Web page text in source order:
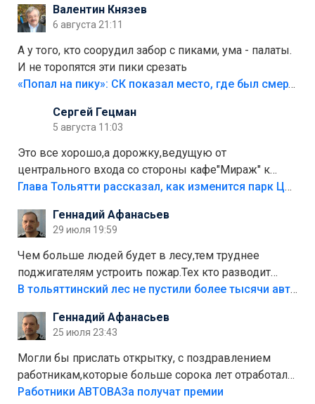
Валентин Князев
6 августа 21:11
А у того, кто соорудил забор с пиками, ума - палаты.
И не торопятся эти пики срезать
«Попал на пику»: СК показал место, где был смертельно травмирован ребенок в Тольятти
Сергей Гецман
5 августа 11:03
Это все хорошо,а дорожку,ведущую от
центрального входа со стороны кафе"Мираж" к
аттракционам слабо доделать?А то бордюры
лежала в парке и испортилась.Да еще,видимо,часть
украли.
Глава Тольятти рассказал, как изменится парк Центрального района
Геннадий Афанасьев
29 июля 19:59
Чем больше людей будет в лесу,тем труднее
поджигателям устроить пожар.Тех кто разводит
костры,тех надо безбожно штрафовать.Камер полно
Штрафы мизерные.
В тольяттинский лес не пустили более тысячи автомобилей
Геннадий Афанасьев
25 июля 23:43
Могли бы прислать открытку, с поздравлением
работникам,которые больше сорока лет отработали
на предприятии.
Работники АВТОВАЗа получат премии